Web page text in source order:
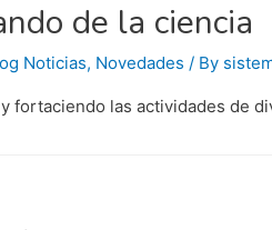
de la ciencia
Noticias, Novedades / By
fortaciendo las actividades de